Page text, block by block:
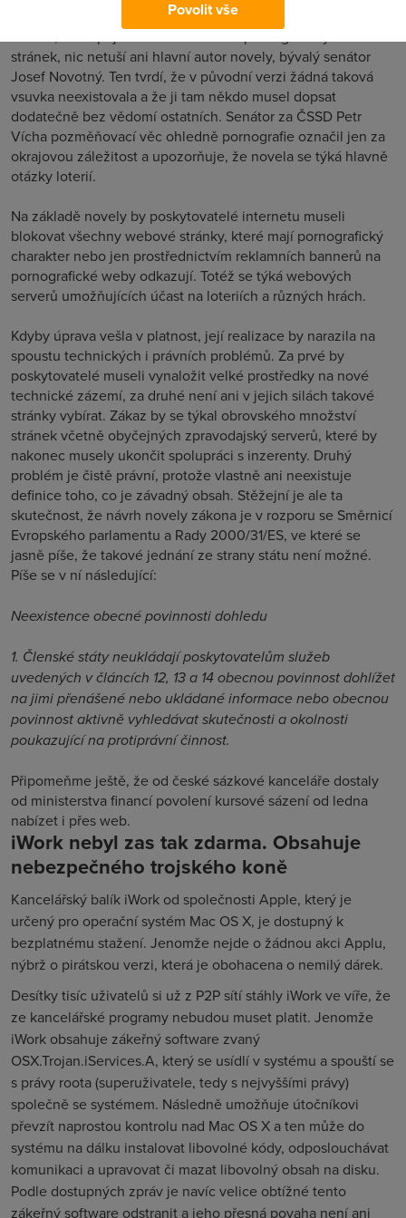
stránek, nic netuší ani hlavní autor novely, bývalý senátor
Josef Novotný. Ten tvrdí, že v původní verzi žádná taková
vsuvka neexistovala a že ji tam někdo musel dopsat
dodatečně bez vědomí ostatních. Senátor za ČSSD Petr
Vícha pozměňovací věc ohledně pornografie označil jen za
okrajovou záležitost a upozorňuje, že novela se týká hlavně
otázky loterií.
Na základě novely by poskytovatelé internetu museli
blokovat všechny webové stránky, které mají pornografický
charakter nebo jen prostřednictvím reklamních bannerů na
pornografické weby odkazují. Totéž se týká webových
serverů umožňujících účast na loteriích a různých hrách.
Kdyby úprava vešla v platnost, její realizace by narazila na
spoustu technických i právních problémů. Za prvé by
poskytovatelé museli vynaložit velké prostředky na nové
technické zázemí, za druhé není ani v jejich silách takové
stránky vybírat. Zákaz by se týkal obrovského množství
stránek včetně obyčejných zpravodajský serverů, které by
nakonec musely ukončit spolupráci s inzerenty. Druhý
problém je čistě právní, protože vlastně ani neexistuje
definice toho, co je závadný obsah. Stěžejní je ale ta
skutečnost, že návrh novely zákona je v rozporu se Směrnicí
Evropského parlamentu a Rady 2000/31/ES, ve které se
jasně píše, že takové jednání ze strany státu není možné.
Píše se v ní následující:
Neexistence obecné povinnosti dohledu
1. Členské státy neukládají poskytovatelům služeb
uvedených v článcích 12, 13 a 14 obecnou povinnost dohlížet
na jimi přenášené nebo ukládané informace nebo obecnou
povinnost aktivně vyhledávat skutečnosti a okolnosti
poukazující na protiprávní činnost.
Připomeňme ještě, že od české sázkové kanceláře dostaly
od ministerstva financí povolení kursové sázení od ledna
nabízet i přes web.
iWork nebyl zas tak zdarma. Obsahuje
nebezpečného trojského koně
Kancelářský balík iWork od společnosti Apple, který je
určený pro operační systém Mac OS X, je dostupný k
bezplatnému stažení. Jenomže nejde o žádnou akci Applu,
nýbrž o pirátskou verzi, která je obohacena o nemilý dárek.
Desítky tisíc uživatelů si už z P2P sítí stáhly iWork ve víře, že
ze kancelářské programy nebudou muset platit. Jenomže
iWork obsahuje zákeřný software zvaný
OSX.Trojan.iServices.A, který se usídlí v systému a spouští se
s právy roota (superuživatele, tedy s nejvyššími právy)
společně se systémem. Následně umožňuje útočníkovi
převzít naprostou kontrolu nad Mac OS X a ten může do
systému na dálku instalovat libovolné kódy, odposlouchávat
komunikaci a upravovat či mazat libovolný obsah na disku.
Podle dostupných zpráv je navíc velice obtížné tento
zákeřný software odstranit a jeho přesná povaha není ani
Povolit vše